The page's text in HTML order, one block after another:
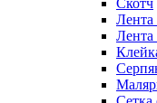
Скотч
Лента
Лента